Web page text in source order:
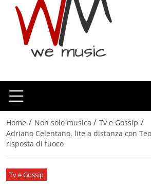
Home / Non solo musica / Tv e Gossip /
Adriano Celentano, lite a distanza con
risposta di fuoco
Tv e Gossip